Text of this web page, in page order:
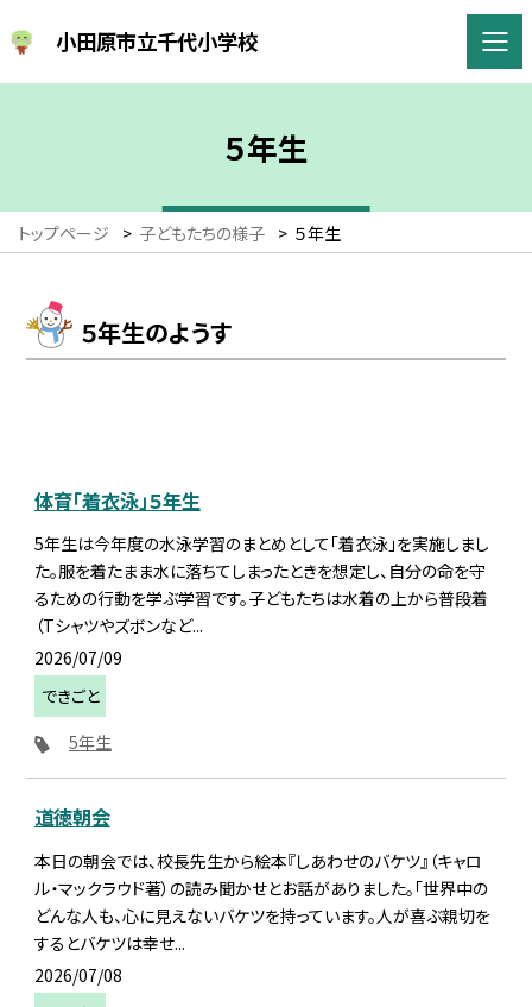
小田原市立千代小学校
５年生
トップページ > 子どもたちの様子 > ５年生
５年生のようす
体育「着衣泳」５年生
5年生は今年度の水泳学習のまとめとして「着衣泳」を実施しまし
た。服を着たまま水に落ちてしまったときを想定し、自分の命を守
るための行動を学ぶ学習です。子どもたちは水着の上から普段着
（Tシャツやズボンなど...
2026/07/09
できごと
5年生
道徳朝会
本日の朝会では、校長先生から絵本『しあわせのバケツ』（キャロ
ル・マックラウド著）の読み聞かせとお話がありました。「世界中の
どんな人も、心に見えないバケツを持っています。人が喜ぶ親切を
するとバケツは幸せ...
2026/07/08